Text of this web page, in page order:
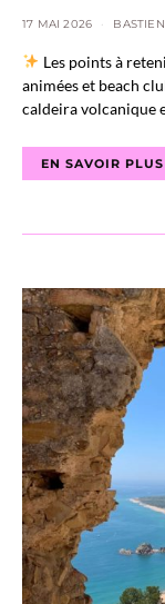
17 MAI 2026 BASTIEN
Les points à
animées et beach
caldeira volcanique
EN SAVOIR PLUS